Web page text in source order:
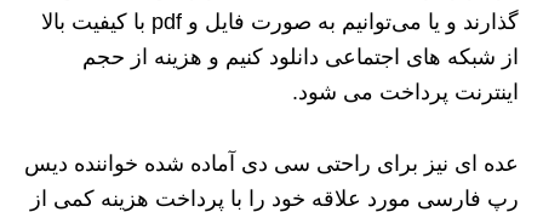
گذارند و یا می‌توانیم به صورت فایل و ‏pdf با کیفیت بالا
از شبکه های اجتماعی دانلود کنیم و هزینه از حجم
اینترنت پرداخت می شود.
عده ای نیز برای راحتی سی دی آماده شده خواننده دیس
رپ فارسی مورد علاقه خود را با پرداخت هزینه کمی از